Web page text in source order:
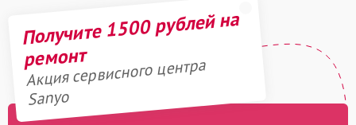
Получите 1500 рублей на
ремонт
Акция сервисного центра
Sanyo